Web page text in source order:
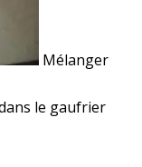
Mélanger
le gaufrier